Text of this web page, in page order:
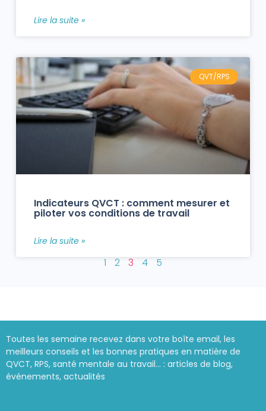
Lire la suite »
QVT/RPS
Indicateurs QVCT : comment mesurer et
piloter vos conditions de travail
Lire la suite »
1 2 3 4 5
Toutes les semaine recevez dans votre boîte email, les
meilleurs conseils et les bonnes pratiques en matière de
QVCT, RPS, santé mentale au travail… : articles de blog,
événements, actualités